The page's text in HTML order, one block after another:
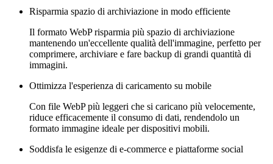
Risparmia spazio di archiviazione in modo efficiente
Il formato WebP risparmia più spazio di archiviazione
mantenendo un'eccellente qualità dell'immagine, perfetto per
comprimere, archiviare e fare backup di grandi quantità di
immagini.
Ottimizza l'esperienza di caricamento su mobile
Con file WebP più leggeri che si caricano più velocemente,
riduce efficacemente il consumo di dati, rendendolo un
formato immagine ideale per dispositivi mobili.
Soddisfa le esigenze di e-commerce e piattaforme social